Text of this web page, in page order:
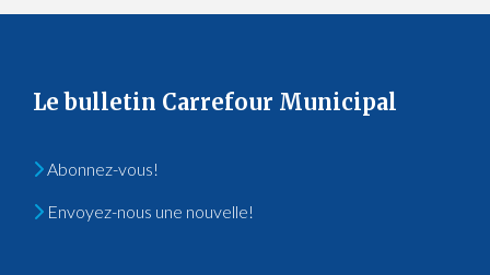
Le bulletin Carrefour Municipal
Abonnez-vous!
Envoyez-nous une nouvelle!